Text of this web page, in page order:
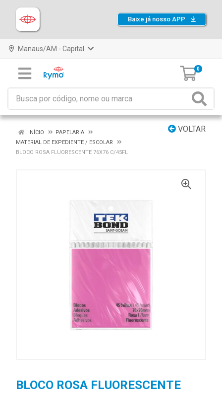
Baixe já nosso APP
Manaus/AM - Capital
0
VOLTAR
INÍCIO
PAPELARIA
MATERIAL DE EXPEDIENTE / ESCOLAR
BLOCO ROSA FLUORESCENTE 76X76 C/45FL
BLOCO ROSA FLUORESCENTE